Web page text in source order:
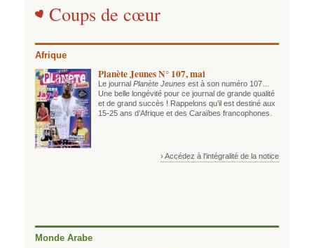
Coups de cœur
Afrique
Planète Jeunes N° 107, mai
Le journal Planète Jeunes est à son numéro 107…
Une belle longévité pour ce journal de grande qualité
et de grand succès ! Rappelons qu’il est destiné aux
15-25 ans d’Afrique et des Caraïbes francophones.
› Accédez à l'intégralité de la notice
Monde Arabe